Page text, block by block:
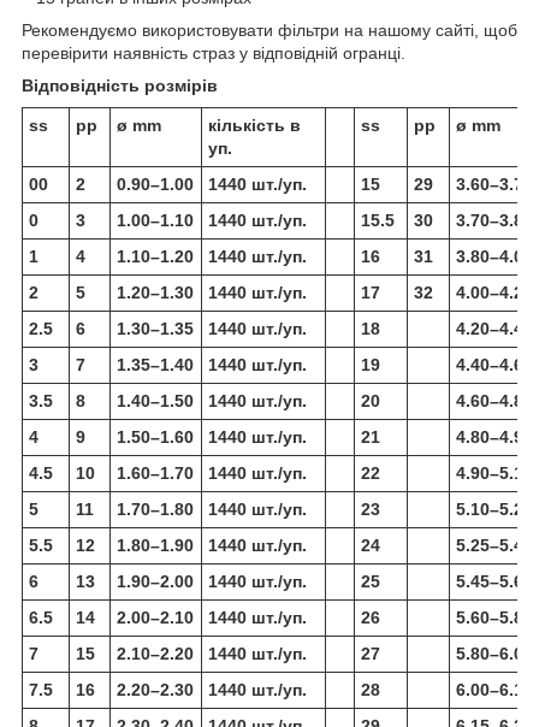
Рекомендуємо використовувати фільтри на нашому сайті, щоб
перевірити наявність страз у відповідній огранці.
Відповідність розмірів
ss pp ø mm
кількість в
уп.
ss pp ø mm
00 2 0.90–1.00 1440 шт./уп. 15 29
3.60–3.70
0
3 1.00–1.10 1440 шт./уп. 15.5 30
3.70–3.80
1
4 1.10–1.20 1440 шт./уп. 16 31
3.80–4.00
2
5 1.20–1.30 1440 шт./уп. 17 32
4.00–4.20
2.5
6 1.30–1.35 1440 шт./уп. 18
4.20–4.40
3
7 1.35–1.40 1440 шт./уп. 19
4.40–4.60
3.5
8 1.40–1.50 1440 шт./уп. 20
4.60–4.80
4
9 1.50–1.60 1440 шт./уп. 21
4.80–4.90
4.5
10 1.60–1.70 1440 шт./уп. 22
4.90–5.10
5
11 1.70–1.80 1440 шт./уп. 23
5.10–5.25
5.5
12 1.80–1.90 1440 шт./уп. 24
5.25–5.45
6
13 1.90–2.00 1440 шт./уп. 25
5.45–5.60
6.5
14 2.00–2.10 1440 шт./уп. 26
5.60–5.80
7
15 2.10–2.20 1440 шт./уп. 27
5.80–6.00
7.5
16 2.20–2.30 1440 шт./уп. 28
6.00–6.15